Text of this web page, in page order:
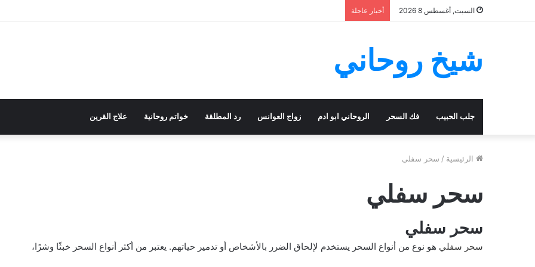
السبت, أغسطس 8 2026 أخبار عاجلة
شيخ روحاني
جلب الحبيب فك السحر الروحاني ابو ادم زواج العوانس رد المطلقة خواتم روحانية علاج القرين
الرئيسية / سحر سفلي
سحر سفلي
سحر سفلي
سحر سفلي هو نوع من أنواع السحر يستخدم لإلحاق الضرر بالأشخاص أو تدمير حياتهم. يعتبر من أكثر أنواع السحر خبثًا وشرًا،